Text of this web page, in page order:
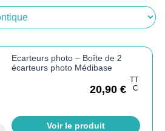
Ecarteurs photo – Boîte de 2
écarteurs photo Médibase
20,90 €
TT
C
Voir le produit